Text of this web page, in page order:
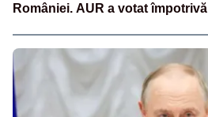
României. AUR a votat împotrivă